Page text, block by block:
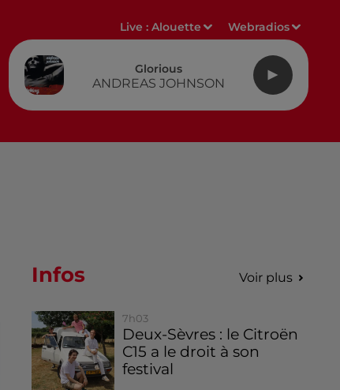
Live :Alouette Webradios
Glorious
ANDREAS JOHNSON
Infos Voir plus
7h03
Deux-Sèvres : le Citroën
C15 a le droit à son
festival